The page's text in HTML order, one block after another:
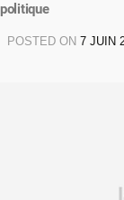
politique
POSTED ON 7 JUIN